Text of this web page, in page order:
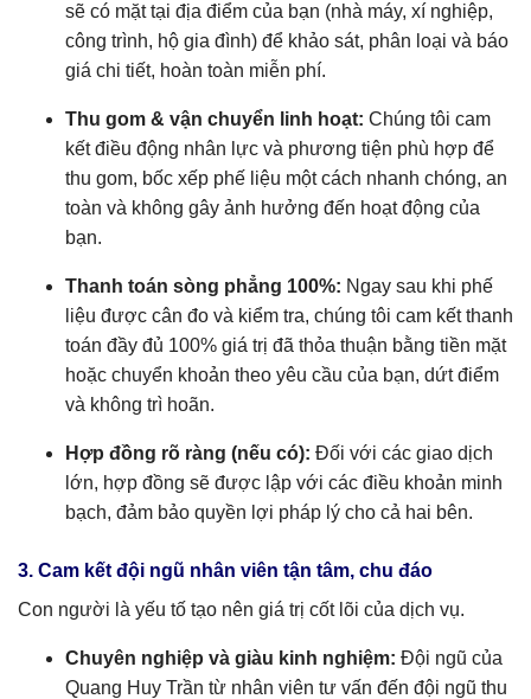
sẽ có mặt tại địa điểm của bạn (nhà máy, xí nghiệp,
công trình, hộ gia đình) để khảo sát, phân loại và báo
giá chi tiết, hoàn toàn miễn phí.
Thu gom & vận chuyển linh hoạt: Chúng tôi cam
kết điều động nhân lực và phương tiện phù hợp để
thu gom, bốc xếp phế liệu một cách nhanh chóng, an
toàn và không gây ảnh hưởng đến hoạt động của
bạn.
Thanh toán sòng phẳng 100%: Ngay sau khi phế
liệu được cân đo và kiểm tra, chúng tôi cam kết thanh
toán đầy đủ 100% giá trị đã thỏa thuận bằng tiền mặt
hoặc chuyển khoản theo yêu cầu của bạn, dứt điểm
và không trì hoãn.
Hợp đồng rõ ràng (nếu có): Đối với các giao dịch
lớn, hợp đồng sẽ được lập với các điều khoản minh
bạch, đảm bảo quyền lợi pháp lý cho cả hai bên.
3. Cam kết đội ngũ nhân viên tận tâm, chu đáo
Con người là yếu tố tạo nên giá trị cốt lõi của dịch vụ.
Chuyên nghiệp và giàu kinh nghiệm: Đội ngũ của
Quang Huy Trần từ nhân viên tư vấn đến đội ngũ thu